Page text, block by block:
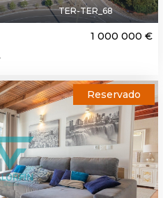
TER-TER_68
1 000 000 €
Reservado